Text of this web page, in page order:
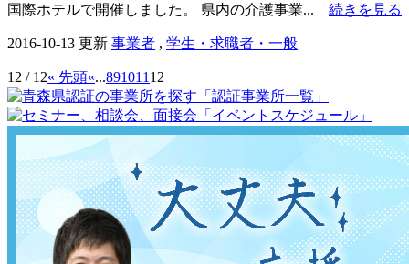
国際ホテルで開催しました。 県内の介護事業... 続きを見る
2016-10-13 更新 事業者 , 学生・求職者・一般
12 / 12« 先頭«...891011 12